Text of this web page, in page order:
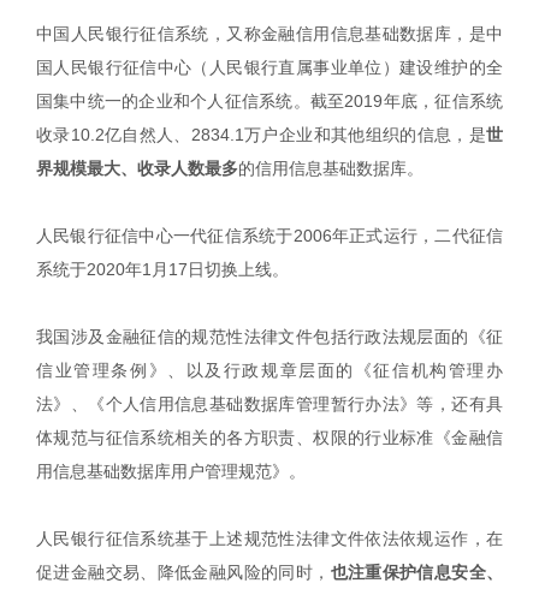
中国人民银行征信系统，又称金融信用信息基础数据库，是中
国人民银行征信中心（人民银行直属事业单位）建设维护的全
国集中统一的企业和个人征信系统。截至2019年底，征信系统
收录10.2亿自然人、2834.1万户企业和其他组织的信息，是世
界规模最大、收录人数最多的信用信息基础数据库。
人民银行征信中心一代征信系统于2006年正式运行，二代征信
系统于2020年1月17日切换上线。
我国涉及金融征信的规范性法律文件包括行政法规层面的《征
信业管理条例》、以及行政规章层面的《征信机构管理办
法》、《个人信用信息基础数据库管理暂行办法》等，还有具
体规范与征信系统相关的各方职责、权限的行业标准《金融信
用信息基础数据库用户管理规范》。
人民银行征信系统基于上述规范性法律文件依法依规运作，在
促进金融交易、降低金融风险的同时， 也注重保护信息安全、